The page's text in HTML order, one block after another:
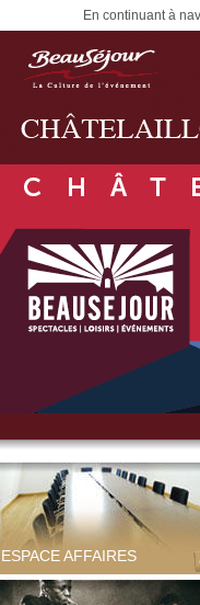
En continuant à
ESPACE AFFAIRES